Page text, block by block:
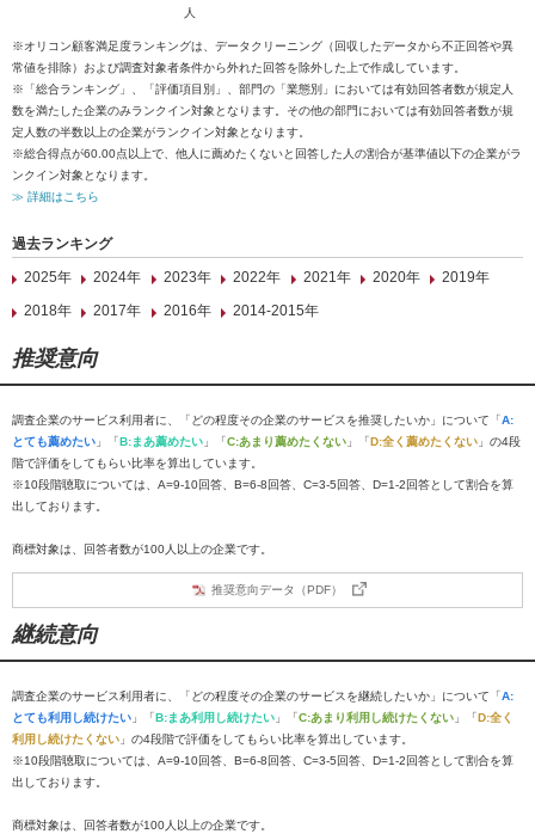
人
※オリコン顧客満足度ランキングは、データクリーニング（回収したデータから不正回答や異
常値を排除）および調査対象者条件から外れた回答を除外した上で作成しています。
※「総合ランキング」、「評価項目別」、部門の「業態別」においては有効回答者数が規定人
数を満たした企業のみランクイン対象となります。その他の部門においては有効回答者数が規
定人数の半数以上の企業がランクイン対象となります。
※総合得点が60.00点以上で、他人に薦めたくないと回答した人の割合が基準値以下の企業がラ
ンクイン対象となります。
≫ 詳細はこちら
過去ランキング
2025年
2024年 2023年 2022年 2021年 2020年
2019年
2018年
2017年 2016年 2014-2015年
推奨意向
調査企業のサービス利用者に、「どの程度その企業のサービスを推奨したいか」について「A:
とても薦めたい 」「B:まあ薦めたい 」「C:あまり薦めたくない 」「D:全く薦めたくない 」の4段
階で評価をしてもらい比率を算出しています。
※10段階聴取については、A=9-10回答、B=6-8回答、C=3-5回答、D=1-2回答として割合を算
出しております。
商標対象は、回答者数が100人以上の企業です。
推奨意向データ（PDF）
継続意向
調査企業のサービス利用者に、「どの程度その企業のサービスを継続したいか」について「A:
とても利用し続けたい 」「B:まあ利用し続けたい 」「C:あまり利用し続けたくない 」「D:全く
利用し続けたくない 」の4段階で評価をしてもらい比率を算出しています。
※10段階聴取については、A=9-10回答、B=6-8回答、C=3-5回答、D=1-2回答として割合を算
出しております。
商標対象は、回答者数が100人以上の企業です。